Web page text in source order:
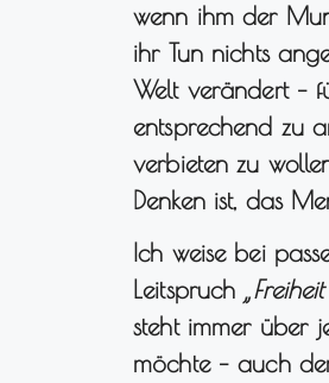
wenn ihm der
ihr Tun nichts
Welt verändert –
entsprechend zu
verbieten zu
Denken ist, das
Ich weise bei
Leitspruch
steht immer über
möchte – auch